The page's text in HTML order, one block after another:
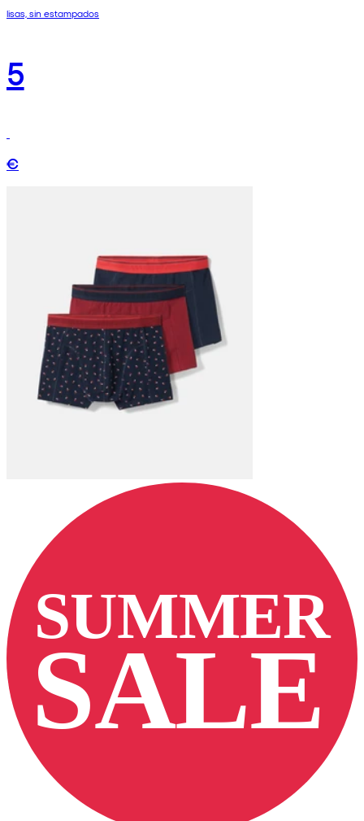
lisas, sin estampados
5
€